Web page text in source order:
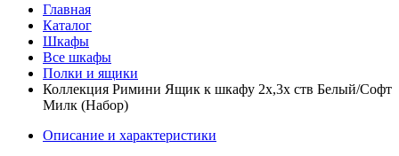
Главная
Каталог
Шкафы
Все шкафы
Полки и ящики
Коллекция Римини Ящик к шкафу 2х,3х ств Белый/Софт
Милк (Набор)
Описание и характеристики